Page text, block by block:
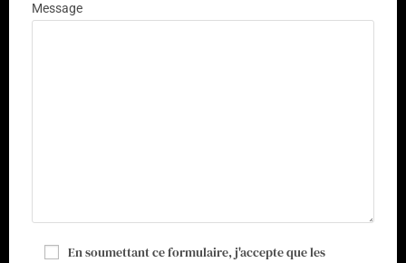
Message
En soumettant ce formulaire, j'accepte que les